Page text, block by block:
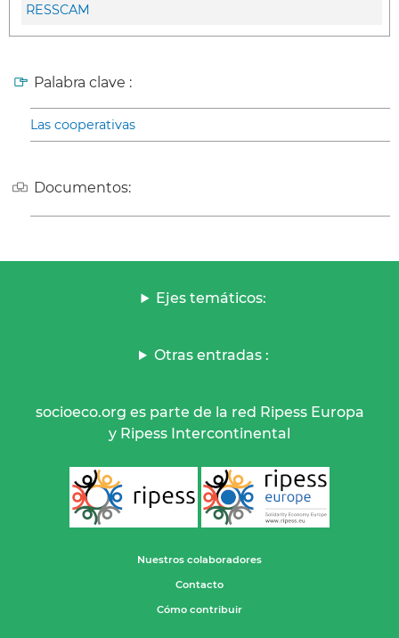
RESSCAM
Palabra clave :
Las cooperativas
Documentos:
Ejes temáticos:
Otras entradas :
socioeco.org es parte de la red Ripess Europa
y Ripess Intercontinental
Nuestros colaboradores
Contacto
Cómo contribuir